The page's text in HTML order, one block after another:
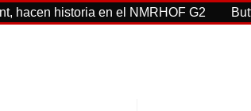
en el NMRHOF G2 Buttah con